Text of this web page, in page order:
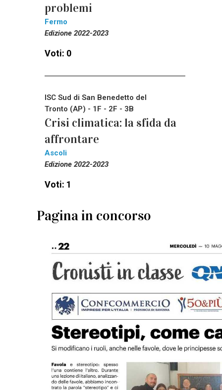
problemi
Fermo
Edizione 2022-2023
Voti: 0
ISC Sud di San Benedetto del
Tronto (AP) - 1F - 2F - 3B
Crisi climatica: la sfida da
affrontare
Ascoli
Edizione 2022-2023
Voti: 1
Pagina in concorso